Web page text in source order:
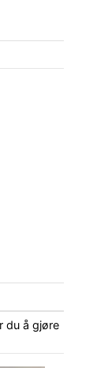
du å gjøre